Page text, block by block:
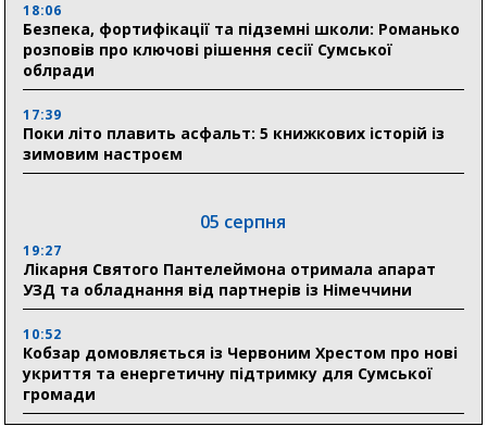
18:06
Безпека, фортифікації та підземні школи: Романько
розповів про ключові рішення сесії Сумської
облради
17:39
Поки літо плавить асфальт: 5 книжкових історій із
зимовим настроєм
05 серпня
19:27
Лікарня Святого Пантелеймона отримала апарат
УЗД та обладнання від партнерів із Німеччини
10:52
Кобзар домовляється із Червоним Хрестом про нові
укриття та енергетичну підтримку для Сумської
громади